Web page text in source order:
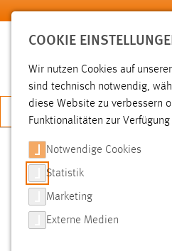
Zum Hauptinhalt springen
JETZT
SUCHE
FILTER
COOKIE
Wir nutzen Cookies auf
sind technisch notwendig,
diese Website zu verbessern
Funktionalitäten zur
Notwendige Cookies
Statistik
Marketing
Externe Medien